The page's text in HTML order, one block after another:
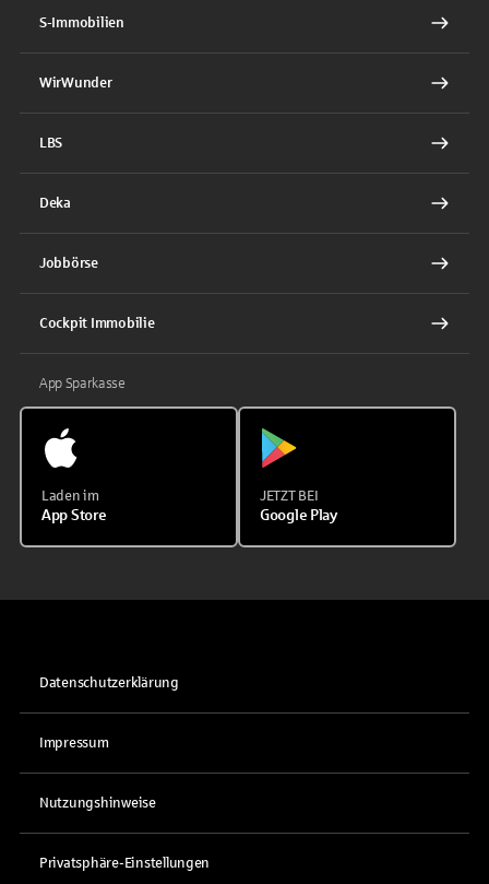
S-Immobilien
WirWunder
LBS
Deka
Jobbörse
Cockpit Immobilie
App Sparkasse
Laden im
App Store
JETZT BEI
Google Play
Datenschutzerklärung
Impressum
Nutzungshinweise
Privatsphäre-Einstellungen